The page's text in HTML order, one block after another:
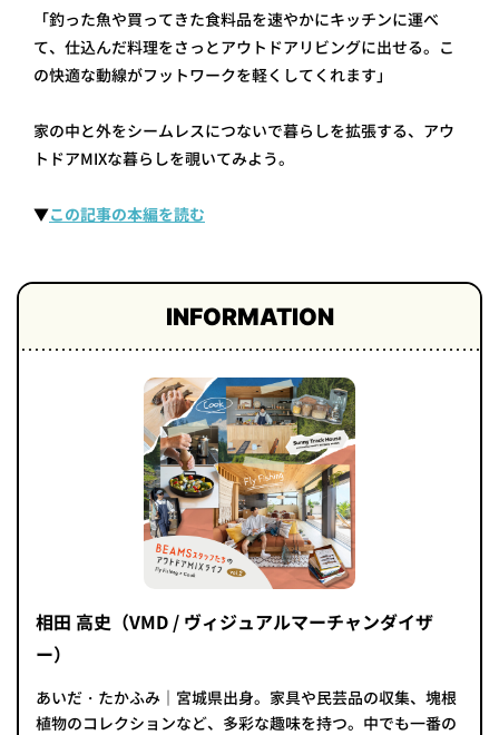
「釣った魚や買ってきた食料品を速やかにキッチンに運べ
て、仕込んだ料理をさっとアウトドアリビングに出せる。こ
の快適な動線がフットワークを軽くしてくれます」
家の中と外をシームレスにつないで暮らしを拡張する、アウ
トドアMIXな暮らしを覗いてみよう。
▼この記事の本編を読む
INFORMATION
相田 高史（VMD / ヴィジュアルマーチャンダイザ
ー）
あいだ・たかふみ｜宮城県出身。家具や民芸品の収集、塊根
植物のコレクションなど、多彩な趣味を持つ。中でも一番の